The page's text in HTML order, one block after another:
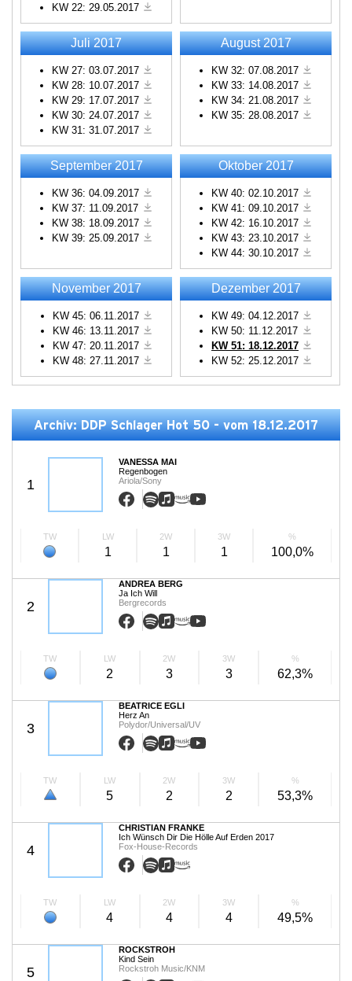
KW 22: 29.05.2017
Juli 2017
KW 27: 03.07.2017
KW 28: 10.07.2017
KW 29: 17.07.2017
KW 30: 24.07.2017
KW 31: 31.07.2017
August 2017
KW 32: 07.08.2017
KW 33: 14.08.2017
KW 34: 21.08.2017
KW 35: 28.08.2017
September 2017
KW 36: 04.09.2017
KW 37: 11.09.2017
KW 38: 18.09.2017
KW 39: 25.09.2017
Oktober 2017
KW 40: 02.10.2017
KW 41: 09.10.2017
KW 42: 16.10.2017
KW 43: 23.10.2017
KW 44: 30.10.2017
November 2017
KW 45: 06.11.2017
KW 46: 13.11.2017
KW 47: 20.11.2017
KW 48: 27.11.2017
Dezember 2017
KW 49: 04.12.2017
KW 50: 11.12.2017
KW 51: 18.12.2017
KW 52: 25.12.2017
Archiv: DDP Schlager Hot 50 - vom 18.12.2017
1
VANESSA MAI
Regenbogen
Ariola/Sony
TW LW
1
2W
1
3W
1
%
100,0%
2
ANDREA BERG
Ja Ich Will
Bergrecords
TW LW
2
2W
3
3W
3
%
62,3%
3
BEATRICE EGLI
Herz An
Polydor/Universal/UV
TW LW
5
2W
2
3W
2
%
53,3%
4
CHRISTIAN FRANKE
Ich Wünsch Dir Die Hölle Auf Erden 2017
Fox-House-Records
TW LW
4
2W
4
3W
4
%
49,5%
5
ROCKSTROH
Kind Sein
Rockstroh Music/KNM